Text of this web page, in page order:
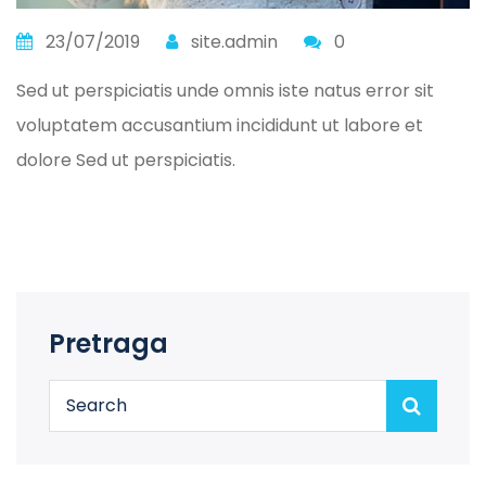
23/07/2019 site.admin
0
Sed ut perspiciatis unde omnis iste natus error sit
voluptatem accusantium incididunt ut labore et
dolore Sed ut perspiciatis.
Pretraga